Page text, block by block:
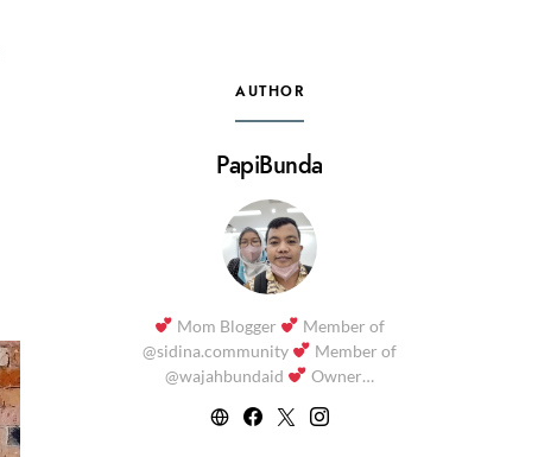
AUTHOR
PapiBunda
Mom Blogger
Member of
@sidina.community
Member of
@wajahbundaid
Owner…